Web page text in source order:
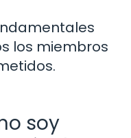
los miembros
soy